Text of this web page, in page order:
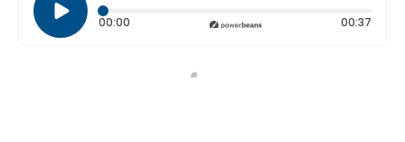
00:00 Tiempo transcurrido: 0 segundos 00:37